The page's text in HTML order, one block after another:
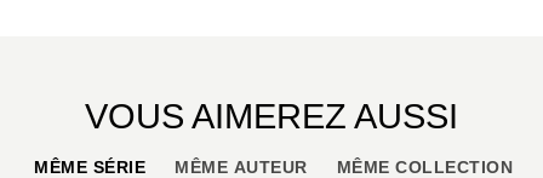
VOUS AIMEREZ AUSSI
MÊME SÉRIE MÊME AUTEUR MÊME COLLECTION